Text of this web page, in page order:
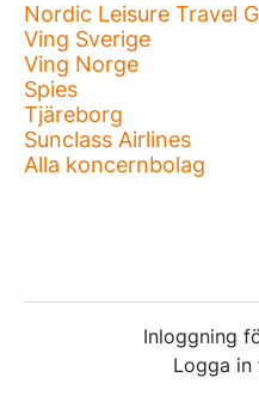
Nordic Leisure Travel
Ving Sverige
Ving Norge
Spies
Tjäreborg
Sunclass Airlines
Alla koncernbolag
Inloggning
Logga in